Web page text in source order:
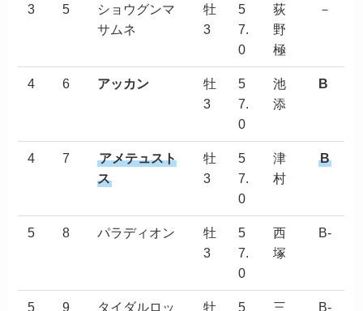
3 5
ショウグンマ
サムネ
牡
3
5
7.
0
荻
野
極
－
4 6 アッカン
牡
3
5
7.
0
池
添
B
4 7
アメテュスト
ス
牡
3
5
7.
0
津
村
B
5 8 パラディオン
牡
3
5
7.
0
西
塚
B-
5 9
タイダルロッ
牡
5
三
B-